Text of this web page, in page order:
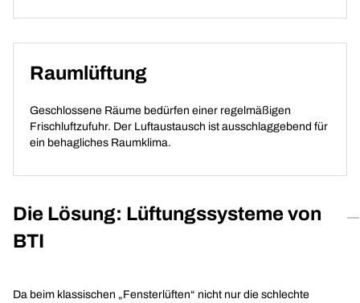
Raumlüftung
Geschlossene Räume bedürfen einer regelmäßigen
Frischluftzufuhr. Der Luftaustausch ist ausschlaggebend für
ein behagliches Raumklima.
Die Lösung: Lüftungssysteme von
BTI
Da beim klassischen „Fensterlüften“ nicht nur die schlechte